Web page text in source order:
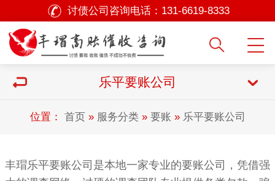
讨债公司咨询电话： 131-6619-8333
乐平要账公司
位置： 首页» 服务分类» 要账 » 乐平要账公司
丰瑁乐平要账公司是本地一家专业的要账公司，凭借强